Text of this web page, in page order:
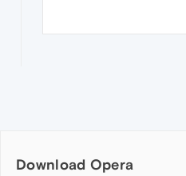
Download Opera